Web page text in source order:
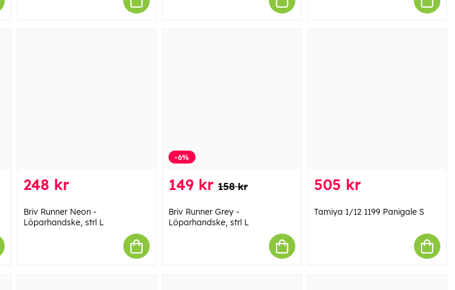
248 kr
Briv Runner Neon -
Löparhandske, strl L
-6%
149 kr 158 kr
Briv Runner Grey -
Löparhandske, strl L
505 kr
Tamiya 1/12 1199 Panigale S